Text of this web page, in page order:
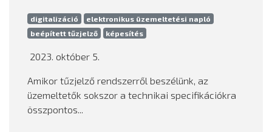
digitalizáció
elektronikus üzemeltetési napló
beépített tűzjelző
képesítés
2023. október 5.
Amikor tűzjelző rendszerről beszélünk, az
üzemeltetők sokszor a technikai specifikációkra
összpontos...